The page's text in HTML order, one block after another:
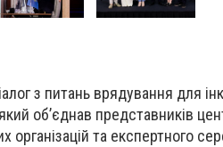
з питань врядування для
об’єднав представників
організацій та експертного